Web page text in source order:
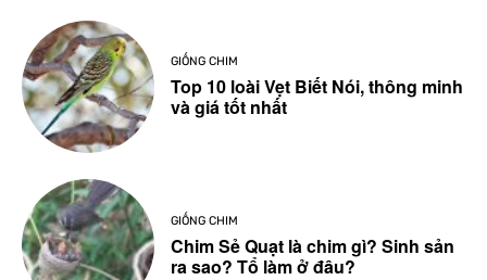
GIỐNG CHIM
Top 10 loài Vẹt Biết Nói, thông minh
và giá tốt nhất
GIỐNG CHIM
Chim Sẻ Quạt là chim gì? Sinh sản
ra sao? Tổ làm ở đâu?